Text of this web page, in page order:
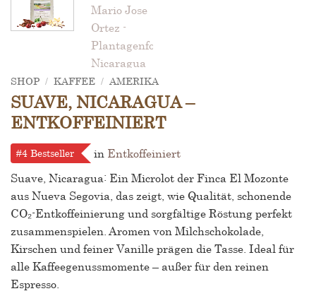
SHOP / KAFFEE / AMERIKA
SUAVE, NICARAGUA –
ENTKOFFEINIERT
#4 Bestseller in Entkoffeiniert
Suave, Nicaragua: Ein Microlot der Finca El Mozonte
aus Nueva Segovia, das zeigt, wie Qualität, schonende
CO₂-Entkoffeinierung und sorgfältige Röstung perfekt
zusammenspielen. Aromen von Milchschokolade,
Kirschen und feiner Vanille prägen die Tasse. Ideal für
alle Kaffeegenussmomente – außer für den reinen
Espresso.